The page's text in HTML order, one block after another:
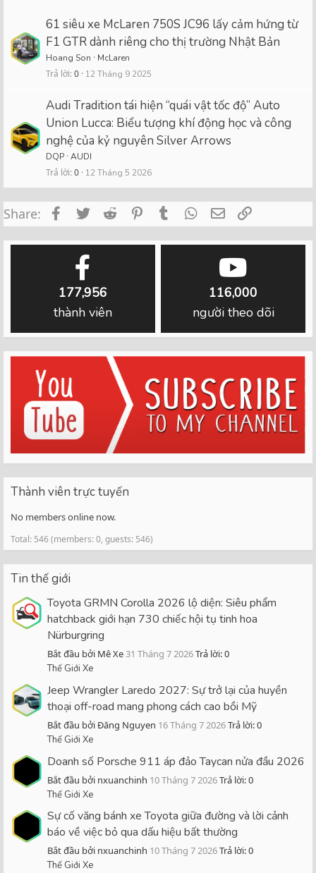
61 siêu xe McLaren 750S JC96 lấy cảm hứng từ
F1 GTR dành riêng cho thị trường Nhật Bản
Hoang Son McLaren
Trả lời 0 12 Tháng 9 2025
Audi Tradition tái hiện “quái vật tốc độ” Auto
Union Lucca: Biểu tượng khí động học và công
nghệ của kỷ nguyên Silver Arrows
DQP AUDI
Trả lời 0 12 Tháng 5 2026
Share: FacebookTwitterReddit PinterestTumblrWhatsApp
Email
177,956
thành viên
116,000
người theo dõi
Thành viên trực tuyến
No members online now.
Total: 546 (members: 0, guests: 546)
Tin thế giới
Toyota GRMN Corolla 2026 lộ diện: Siêu phẩm
hatchback giới hạn 730 chiếc hội tụ tinh hoa
Nürburgring
Bắt đầu bởi Mê Xe31 Tháng 7 2026Trả lời: 0
Thế Giới Xe
Jeep Wrangler Laredo 2027: Sự trở lại của huyền
thoại off-road mang phong cách cao bồi Mỹ
Bắt đầu bởi Đăng Nguyen 16 Tháng 7 2026Trả lời: 0
Thế Giới Xe
Doanh số Porsche 911 áp đảo Taycan nửa đầu 2026
Bắt đầu bởi nxuanchinh 10 Tháng 7 2026Trả lời: 0
Thế Giới Xe
Sự cố văng bánh xe Toyota giữa đường và lời cảnh
báo về việc bỏ qua dấu hiệu bất thường
Bắt đầu bởi nxuanchinh 10 Tháng 7 2026Trả lời: 0
Thế Giới Xe